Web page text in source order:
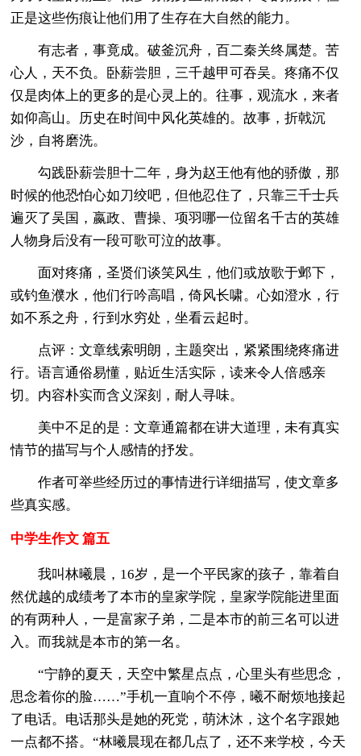
正是这些伤痕让他们用了生存在大自然的能力。
有志者，事竟成。破釜沉舟，百二秦关终属楚。苦
心人，天不负。卧薪尝胆，三千越甲可吞吴。疼痛不仅
仅是肉体上的更多的是心灵上的。往事，观流水，来者
如仰高山。历史在时间中风化英雄的。故事，折戟沉
沙，自将磨洗。
勾践卧薪尝胆十二年，身为赵王他有他的骄傲，那
时候的他恐怕心如刀绞吧，但他忍住了，只靠三千士兵
遍灭了吴国，嬴政、曹操、项羽哪一位留名千古的英雄
人物身后没有一段可歌可泣的故事。
面对疼痛，圣贤们谈笑风生，他们或放歌于邺下，
或钓鱼濮水，他们行吟高唱，倚风长啸。心如澄水，行
如不系之舟，行到水穷处，坐看云起时。
点评：文章线索明朗，主题突出，紧紧围绕疼痛进
行。语言通俗易懂，贴近生活实际，读来令人倍感亲
切。内容朴实而含义深刻，耐人寻味。
美中不足的是：文章通篇都在讲大道理，未有真实
情节的描写与个人感情的抒发。
作者可举些经历过的事情进行详细描写，使文章多
些真实感。
中学生作文 篇五
我叫林曦晨，16岁，是一个平民家的孩子，靠着自
然优越的成绩考了本市的皇家学院，皇家学院能进里面
的有两种人，一是富家子弟，二是本市的前三名可以进
入。而我就是本市的第一名。
“宁静的夏天，天空中繁星点点，心里头有些思念，
思念着你的脸……”手机一直响个不停，曦不耐烦地接起
了电话。电话那头是她的死党，萌沐沐，这个名字跟她
一点都不搭。“林曦晨现在都几点了，还不来学校，今天